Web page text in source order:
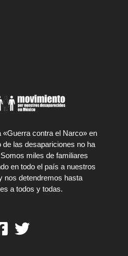
«Guerra contra el Narco» en
de las desapariciones no ha
miles de familiares
en todo el país a nuestros
nos detendremos hasta
a todos y todas.